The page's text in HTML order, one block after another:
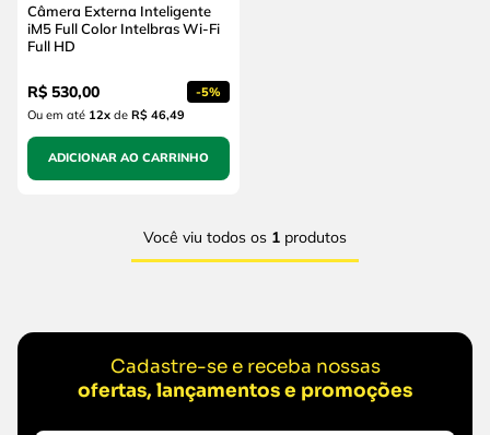
Câmera Externa Inteligente
iM5 Full Color Intelbras Wi-Fi
Full HD
R$ 530,00 -5%
Ou em até 12xde R$ 46,49
ADICIONAR AO CARRINHO
Você viu todos os 1 produtos
Cadastre-se e receba nossas
ofertas, lançamentos e promoções